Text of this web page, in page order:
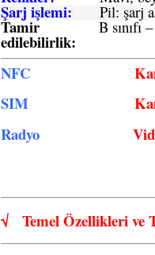
Şarj işlemi: Pil: şarj
Tamir
edilebilirlik:
B sınıfı
NFC
SIM
Radyo
√ Temel Özellikleri ve